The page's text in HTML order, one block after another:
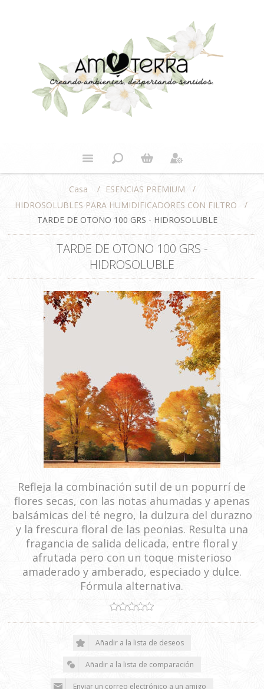
Casa / ESENCIAS PREMIUM
/
HIDROSOLUBLES PARA HUMIDIFICADORES CON FILTRO
/
TARDE DE OTONO 100 GRS - HIDROSOLUBLE
TARDE DE OTONO 100 GRS -
HIDROSOLUBLE
Refleja la combinación sutil de un popurrí de
flores secas, con las notas ahumadas y apenas
balsámicas del té negro, la dulzura del durazno
y la frescura floral de las peonias. Resulta una
fragancia de salida delicada, entre floral y
afrutada pero con un toque misterioso
amaderado y amberado, especiado y dulce.
Fórmula alternativa.